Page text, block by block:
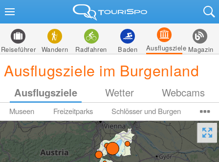
Reiseführer Wandern Radfahren Baden Ausflugsziele Magazin
Ausflugsziele im Burgenland
Ausflugsziele Wetter Webcams
Museen Freizeitparks Schlösser und Burgen